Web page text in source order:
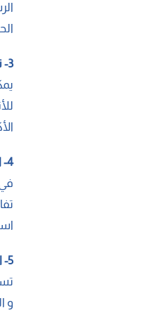
3- تسهيل التسجيل والإرشاد الأكاديمي
4- التنبيهات العاجلة ورسائل الطوارئ
5- التواصل مع الطاقم التعليمي والإداري
و